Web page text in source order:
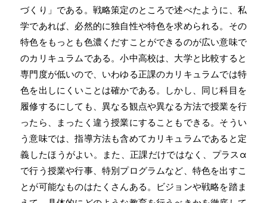
づくり」である。戦略策定のところで述べたように、私
学であれば、必然的に独自性や特色を求められる。その
特色をもっとも色濃くだすことができるのが広い意味で
のカリキュラムである。小中高校は、大学と比較すると
専門度が低いので、いわゆる正課のカリキュラムでは特
色を出しにくいことは確かである。しかし、同じ科目を
履修するにしても、異なる観点や異なる方法で授業を行
ったら、まったく違う授業にすることもできる。そうい
う意味では、指導方法も含めてカリキュラムであると定
義したほうがよい。また、正課だけではなく、プラスα
で行う授業や行事、特別プログラムなど、特色を出すこ
とが可能なものはたくさんある。ビジョンや戦略を踏ま